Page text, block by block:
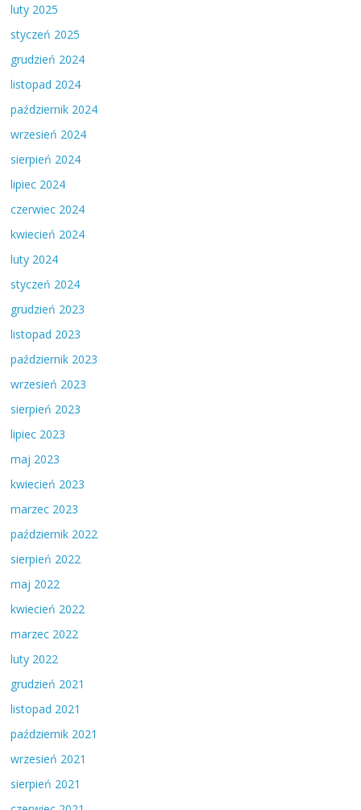
luty 2025
styczeń 2025
grudzień 2024
listopad 2024
październik 2024
wrzesień 2024
sierpień 2024
lipiec 2024
czerwiec 2024
kwiecień 2024
luty 2024
styczeń 2024
grudzień 2023
listopad 2023
październik 2023
wrzesień 2023
sierpień 2023
lipiec 2023
maj 2023
kwiecień 2023
marzec 2023
październik 2022
sierpień 2022
maj 2022
kwiecień 2022
marzec 2022
luty 2022
grudzień 2021
listopad 2021
październik 2021
wrzesień 2021
sierpień 2021